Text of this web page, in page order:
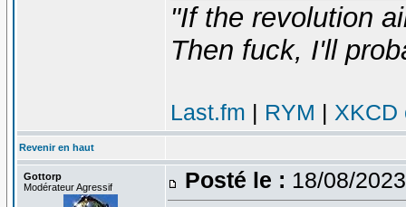
"If the revolution
Then fuck, I'll
Last.fm | RYM | XKCD
Revenir en haut
Gottorp
Modérateur Agressif
Posté le : 18/08/